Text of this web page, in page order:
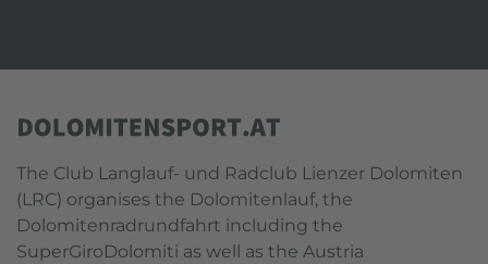
The Club Langlauf- und Radclub Lienzer Dolomiten
(LRC) organises the Dolomitenlauf, the
Dolomitenradrundfahrt including the
SuperGiroDolomiti as well as the Austria